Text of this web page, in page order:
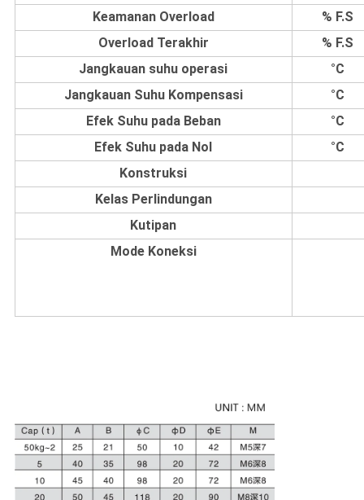
Keamanan Overload
% F.S
Overload Terakhir
% F.S
Jangkauan suhu operasi
°C
Jangkauan Suhu Kompensasi
°C
Efek Suhu pada Beban
°C
Efek Suhu pada Nol
°C
Konstruksi
Kelas Perlindungan
Kutipan
Mode Koneksi